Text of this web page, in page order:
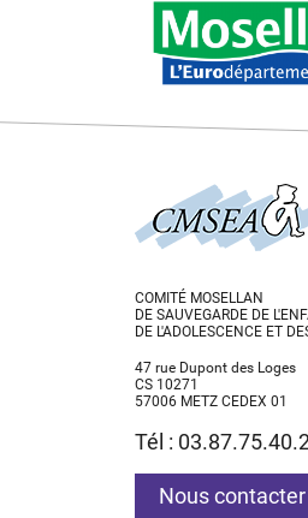
COMITÉ MOSELLAN
DE SAUVEGARDE DE
DE L'ADOLESCENCE ET
47 rue Dupont des Loges
CS 10271
57006 METZ CEDEX 01
Tél :
Nous contacter